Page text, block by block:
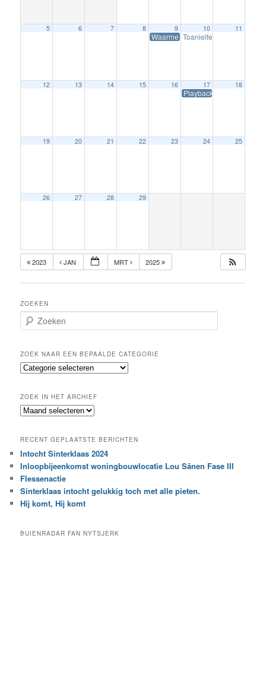
5 6 7 8 9
Waarme Winterjûn
10
Toanielferiening Wierum
11
12 13 14 15 16 17
Playbackshow
18
19 20 21 22 23 24 25
26 27 28 29
2023 JAN MRT 2025
ZOEKEN
o
k
e
n
ZOEK NAAR EEN BEPAALDE CATEGORIE
Z
k
n
a
e
e
n
b
e
a
ZOEK IN HET ARCHIEF
Z
k
i
n
h
e
t
c
RECENT GEPLAATSTE BERICHTEN
Intocht Sinterklaas 2024
Inloopbijeenkomst woningbouwlocatie Lou Sânen Fase III
Flessenactie
Sinterklaas intocht gelukkig toch met alle pieten.
Hij komt, Hij komt
BUIENRADAR FAN NYTSJERK